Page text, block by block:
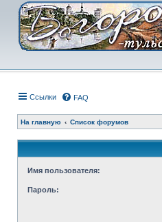
Ссылки FAQ
На главную Список форумов
Имя пользователя:
Пароль: